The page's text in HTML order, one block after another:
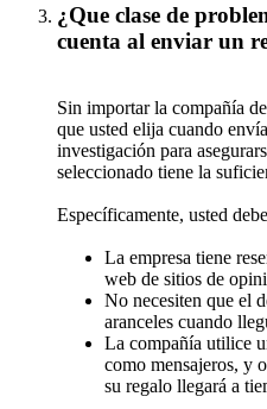
¿Que clase de
cuenta al enviar un
Sin importar la compañía
que usted elija cuando
investigación para
seleccionado tiene la
Específicamente, usted
La empresa tiene
web de sitios de
No necesiten que el
aranceles cuando
La compañía utilice
como mensajeros, y
su regalo llegará a